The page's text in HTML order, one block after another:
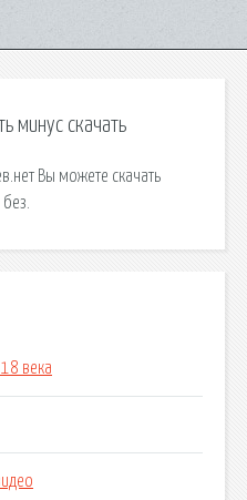
минус скачать
Вы можете скачать
века